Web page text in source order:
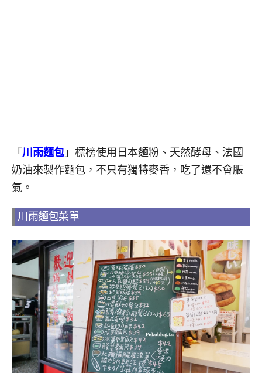
「 川雨麵包 」標榜使用日本麵粉、天然酵母、法國
奶油來製作麵包，不只有獨特麥香，吃了還不會脹
氣。
川雨麵包菜單